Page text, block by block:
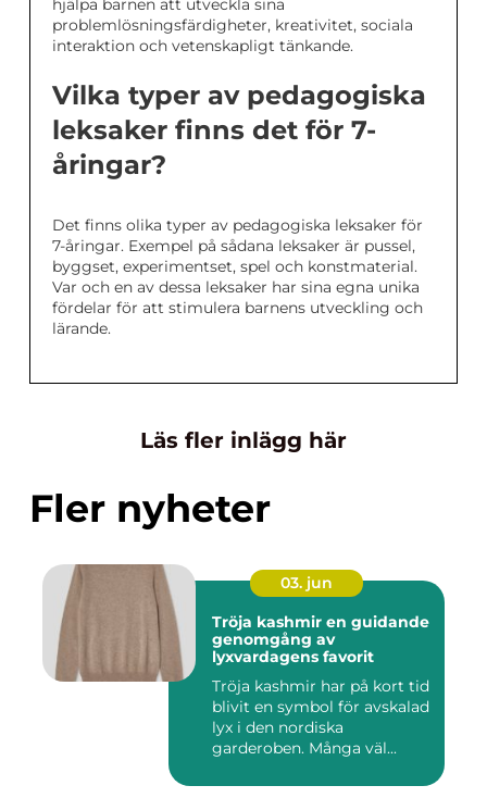
hjälpa barnen att utveckla sina
problemlösningsfärdigheter, kreativitet, sociala
interaktion och vetenskapligt tänkande.
Vilka typer av pedagogiska
leksaker finns det för 7-
åringar?
Det finns olika typer av pedagogiska leksaker för
7-åringar. Exempel på sådana leksaker är pussel,
byggset, experimentset, spel och konstmaterial.
Var och en av dessa leksaker har sina egna unika
fördelar för att stimulera barnens utveckling och
lärande.
Läs fler inlägg här
Fler nyheter
03. jun
Tröja kashmir en guidande
genomgång av
lyxvardagens favorit
Tröja kashmir har på kort tid
blivit en symbol för avskalad
lyx i den nordiska
garderoben. Många väl...